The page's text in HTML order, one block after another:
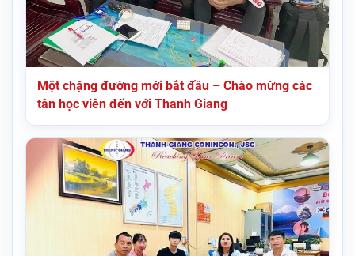
Một chặng đường mới bắt đầu – Chào mừng các
tân học viên đến với Thanh Giang